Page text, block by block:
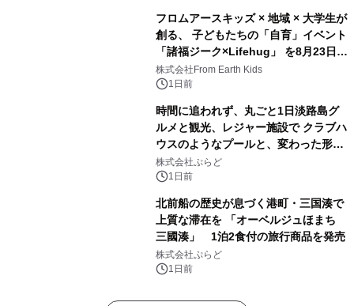
フロムアースキッズ × 地域 × 大学生が
創る、 子どもたちの「自育」イベント
「諸福ジーク×Lifehug」 を8月23日
(日)開催
株式会社From Earth Kids
1日前
時間に追われず、丸ごと1日淡路島グ
ルメと観光、レジャー施設で クラブハ
ウスのようなプールと、変わった形の
サウナも 「THE BOXY AWAJI」のお
得な素泊まり連泊プランで
株式会社ぷらど
1日前
北前船の歴史が息づく港町・三国湊で
上質な滞在を 「オーベルジュほまち
三國湊」 1泊2食付の旅行商品を発売
株式会社ぷらど
1日前